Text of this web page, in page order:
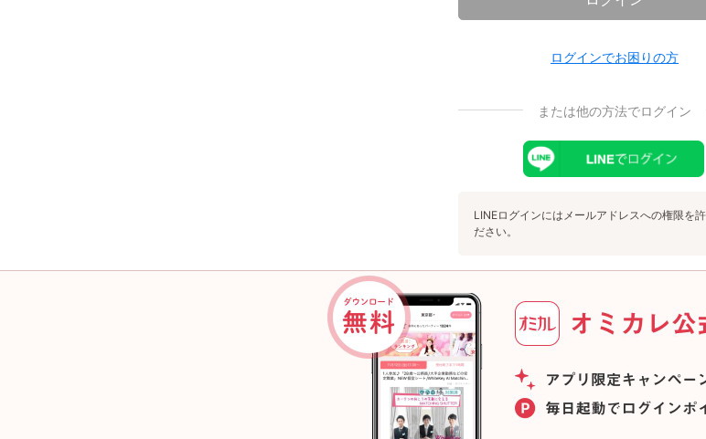
ログインでお困りの方
または他の方法でログイン
LINEログインにはメールアドレスへの権限を
ださい。